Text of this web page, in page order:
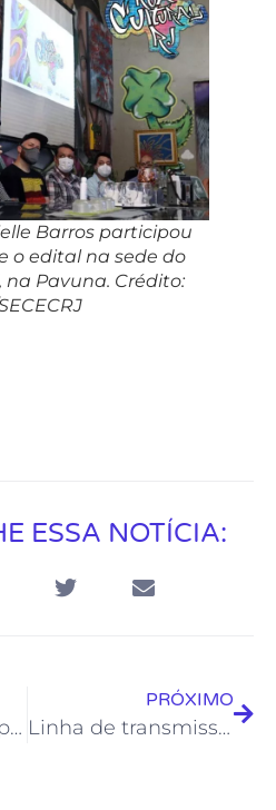
Barros participou
o edital na sede do
na Pavuna. Crédito:
ESSA NOTÍCIA:
Vídeos das contrapartidas da Lei Aldir Blanc terão tema gastronômico na próxima semana
PRÓXIMO
Linha de transmissão divulga ações da Fundação Rio das Ostras de Cultura